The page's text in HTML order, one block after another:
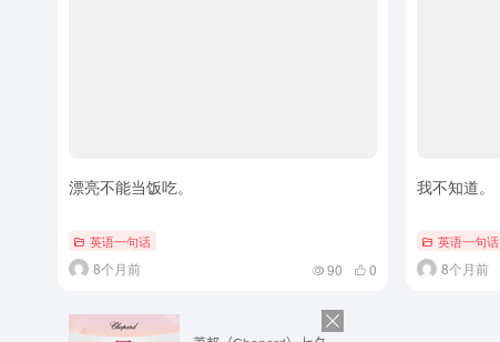
漂亮不能当饭吃。
英语一句话
8个月前 90 0
我不知道。
英语一句话
8个月前